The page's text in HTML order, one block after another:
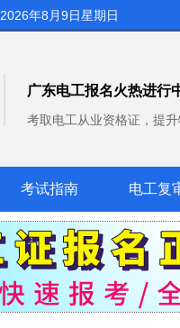
2026年8月9日星期日
广东电工报名火热进行
考取电工从业资格证，提
考试指南 电工复